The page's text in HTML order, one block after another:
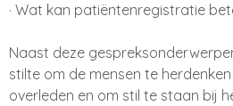
· Wat kan patiëntenregistratie
Naast deze
stilte om de mensen te herdenken
overleden en om stil te staan bij